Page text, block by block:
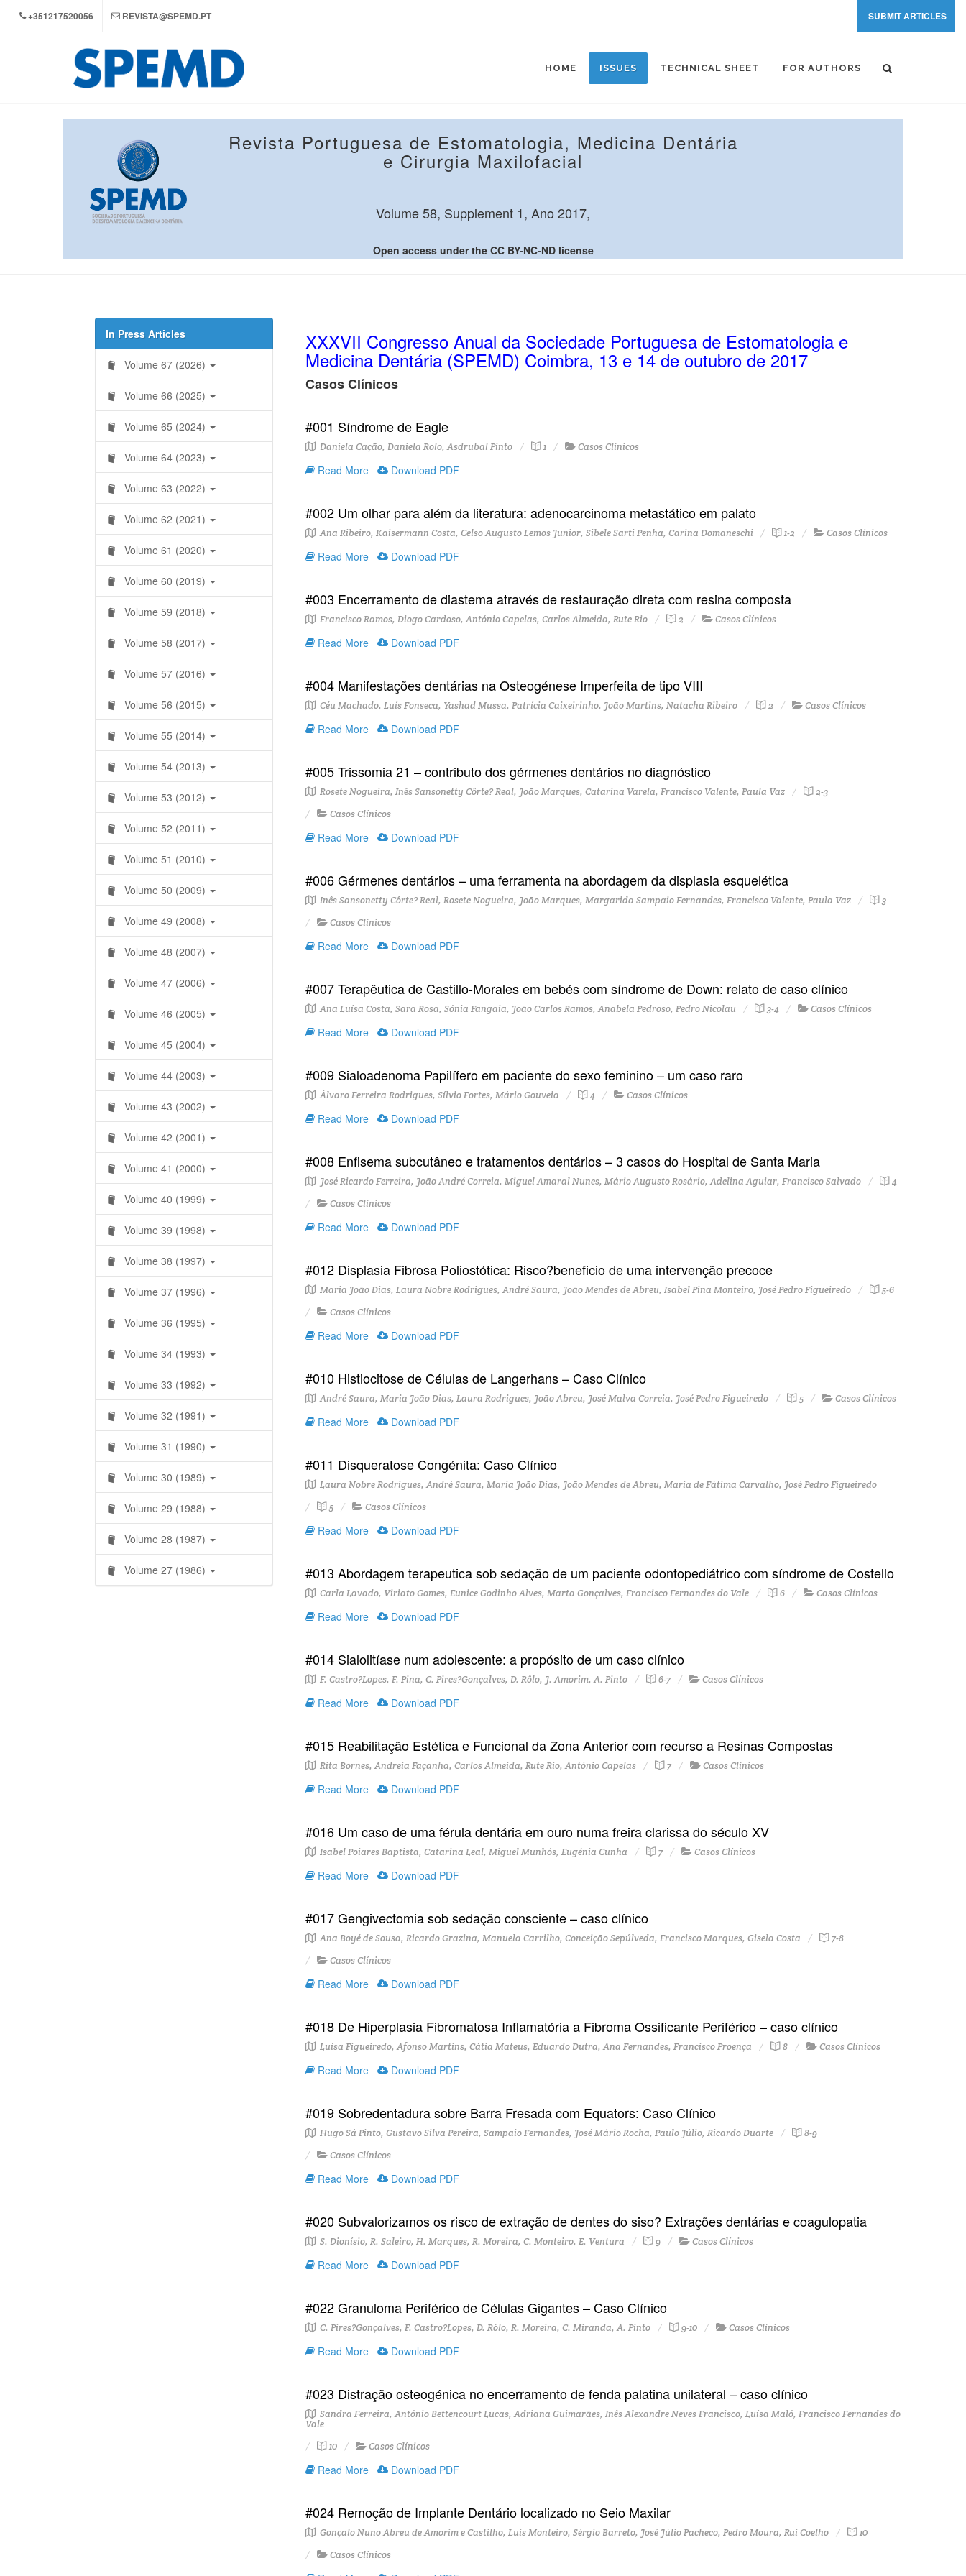
+351217520056 REVISTA@SPEMD.PT SUBMIT ARTICLES
HOME ISSUES TECHNICAL SHEET FOR AUTHORS
Revista Portuguesa de Estomatologia, Medicina Dentária
e Cirurgia Maxilofacial
Volume 58, Supplement 1, Ano 2017,
Open access under the CC BY-NC-ND license
In Press Articles
Volume 67 (2026)
Volume 66 (2025)
Volume 65 (2024)
Volume 64 (2023)
Volume 63 (2022)
Volume 62 (2021)
Volume 61 (2020)
Volume 60 (2019)
Volume 59 (2018)
Volume 58 (2017)
Volume 57 (2016)
Volume 56 (2015)
Volume 55 (2014)
Volume 54 (2013)
Volume 53 (2012)
Volume 52 (2011)
Volume 51 (2010)
Volume 50 (2009)
Volume 49 (2008)
Volume 48 (2007)
Volume 47 (2006)
Volume 46 (2005)
Volume 45 (2004)
Volume 44 (2003)
Volume 43 (2002)
Volume 42 (2001)
Volume 41 (2000)
Volume 40 (1999)
Volume 39 (1998)
Volume 38 (1997)
Volume 37 (1996)
Volume 36 (1995)
Volume 34 (1993)
Volume 33 (1992)
Volume 32 (1991)
Volume 31 (1990)
Volume 30 (1989)
Volume 29 (1988)
Volume 28 (1987)
Volume 27 (1986)
XXXVII Congresso Anual da Sociedade Portuguesa de Estomatologia e
Medicina Dentária (SPEMD) Coimbra, 13 e 14 de outubro de 2017
Casos Clínicos
#001 Síndrome de Eagle
Daniela Cação, Daniela Rolo, Asdrubal Pinto 1 Casos Clínicos
Read More Download PDF
#002 Um olhar para além da literatura: adenocarcinoma metastático em palato
Ana Ribeiro, Kaisermann Costa, Celso Augusto Lemos Junior, Sibele Sarti Penha, Carina Domaneschi 1-2 Casos Clínicos
Read More Download PDF
#003 Encerramento de diastema através de restauração direta com resina composta
Francisco Ramos, Diogo Cardoso, António Capelas, Carlos Almeida, Rute Rio 2 Casos Clínicos
Read More Download PDF
#004 Manifestações dentárias na Osteogénese Imperfeita de tipo VIII
Céu Machado, Luís Fonseca, Yashad Mussa, Patrícia Caixeirinho, João Martins, Natacha Ribeiro 2 Casos Clínicos
Read More Download PDF
#005 Trissomia 21 – contributo dos gérmenes dentários no diagnóstico
Rosete Nogueira, Inês Sansonetty Côrte? Real, João Marques, Catarina Varela, Francisco Valente, Paula Vaz
2-3
Casos Clínicos
Read More Download PDF
#006 Gérmenes dentários – uma ferramenta na abordagem da displasia esquelética
Inês Sansonetty Côrte? Real, Rosete Nogueira, João Marques, Margarida Sampaio Fernandes, Francisco Valente, Paula Vaz
3
Casos Clínicos
Read More Download PDF
#007 Terapêutica de Castillo-Morales em bebés com síndrome de Down: relato de caso clínico
Ana Luísa Costa, Sara Rosa, Sónia Fangaia, João Carlos Ramos, Anabela Pedroso, Pedro Nicolau 3-4 Casos Clínicos
Read More Download PDF
#009 Sialoadenoma Papilífero em paciente do sexo feminino – um caso raro
Álvaro Ferreira Rodrigues, Sílvio Fortes, Mário Gouveia 4 Casos Clínicos
Read More Download PDF
#008 Enfisema subcutâneo e tratamentos dentários – 3 casos do Hospital de Santa Maria
José Ricardo Ferreira, João André Correia, Miguel Amaral Nunes, Mário Augusto Rosário, Adelina Aguiar, Francisco Salvado
4
Casos Clínicos
Read More Download PDF
#012 Displasia Fibrosa Poliostótica: Risco?beneficio de uma intervenção precoce
Maria João Dias, Laura Nobre Rodrigues, André Saura, João Mendes de Abreu, Isabel Pina Monteiro, José Pedro Figueiredo
5-6
Casos Clínicos
Read More Download PDF
#010 Histiocitose de Células de Langerhans – Caso Clínico
André Saura, Maria João Dias, Laura Rodrigues, João Abreu, José Malva Correia, José Pedro Figueiredo 5 Casos Clínicos
Read More Download PDF
#011 Disqueratose Congénita: Caso Clínico
Laura Nobre Rodrigues, André Saura, Maria João Dias, João Mendes de Abreu, Maria de Fátima Carvalho, José Pedro Figueiredo
5
Casos Clínicos
Read More Download PDF
#013 Abordagem terapeutica sob sedação de um paciente odontopediátrico com síndrome de Costello
Carla Lavado, Viriato Gomes, Eunice Godinho Alves, Marta Gonçalves, Francisco Fernandes do Vale 6 Casos Clínicos
Read More Download PDF
#014 Sialolitíase num adolescente: a propósito de um caso clínico
F. Castro?Lopes, F. Pina, C. Pires?Gonçalves, D. Rôlo, J. Amorim, A. Pinto 6-7 Casos Clínicos
Read More Download PDF
#015 Reabilitação Estética e Funcional da Zona Anterior com recurso a Resinas Compostas
Rita Bornes, Andreia Façanha, Carlos Almeida, Rute Rio, António Capelas 7 Casos Clínicos
Read More Download PDF
#016 Um caso de uma férula dentária em ouro numa freira clarissa do século XV
Isabel Poiares Baptista, Catarina Leal, Miguel Munhós, Eugénia Cunha 7 Casos Clínicos
Read More Download PDF
#017 Gengivectomia sob sedação consciente – caso clínico
Ana Boyé de Sousa, Ricardo Grazina, Manuela Carrilho, Conceição Sepúlveda, Francisco Marques, Gisela Costa
7-8
Casos Clínicos
Read More Download PDF
#018 De Hiperplasia Fibromatosa Inflamatória a Fibroma Ossificante Periférico – caso clínico
Luísa Figueiredo, Afonso Martins, Cátia Mateus, Eduardo Dutra, Ana Fernandes, Francisco Proença 8 Casos Clínicos
Read More Download PDF
#019 Sobredentadura sobre Barra Fresada com Equators: Caso Clínico
Hugo Sá Pinto, Gustavo Silva Pereira, Sampaio Fernandes, José Mário Rocha, Paulo Júlio, Ricardo Duarte
8-9
Casos Clínicos
Read More Download PDF
#020 Subvalorizamos os risco de extração de dentes do siso? Extrações dentárias e coagulopatia
S. Dionísio, R. Saleiro, H. Marques, R. Moreira, C. Monteiro, E. Ventura 9 Casos Clínicos
Read More Download PDF
#022 Granuloma Periférico de Células Gigantes – Caso Clínico
C. Pires?Gonçalves, F. Castro?Lopes, D. Rôlo, R. Moreira, C. Miranda, A. Pinto 9-10 Casos Clínicos
Read More Download PDF
#023 Distração osteogénica no encerramento de fenda palatina unilateral – caso clínico
Sandra Ferreira, António Bettencourt Lucas, Adriana Guimarães, Inês Alexandre Neves Francisco, Luísa Maló, Francisco Fernandes do
Vale
10
Casos Clínicos
Read More Download PDF
#024 Remoção de Implante Dentário localizado no Seio Maxilar
Gonçalo Nuno Abreu de Amorim e Castilho, Luis Monteiro, Sérgio Barreto, José Júlio Pacheco, Pedro Moura, Rui Coelho
10
Casos Clínicos